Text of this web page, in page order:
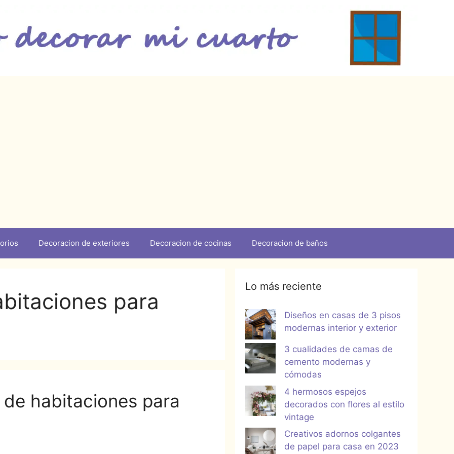
Decoracion de exteriores Decoracion de cocinas Decoracion de baños
para
habitaciones para
Lo más reciente
Diseños en casas de 3 pisos
modernas interior y exterior
3 cualidades de camas de
cemento modernas y
cómodas
4 hermosos espejos
decorados con flores al estilo
vintage
Creativos adornos colgantes
de papel para casa en 2023